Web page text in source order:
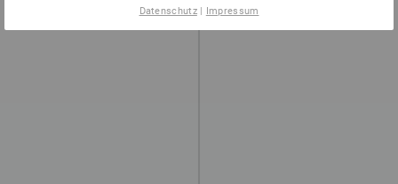
Datenschutz| Impressum